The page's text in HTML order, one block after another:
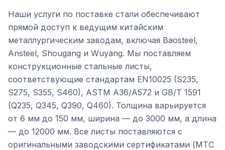
Наши услуги по поставке стали обеспечивают
прямой доступ к ведущим китайским
металлургическим заводам, включая Baosteel,
Ansteel, Shougang и Wuyang. Мы поставляем
конструкционные стальные листы,
соответствующие стандартам EN10025 (S235,
S275, S355, S460), ASTM A36/A572 и GB/T 1591
(Q235, Q345, Q390, Q460). Толщина варьируется
от 6 мм до 150 мм, ширина — до 3000 мм, а длина
— до 12000 мм. Все листы поставляются с
оригинальными заводскими сертификатами (MTC